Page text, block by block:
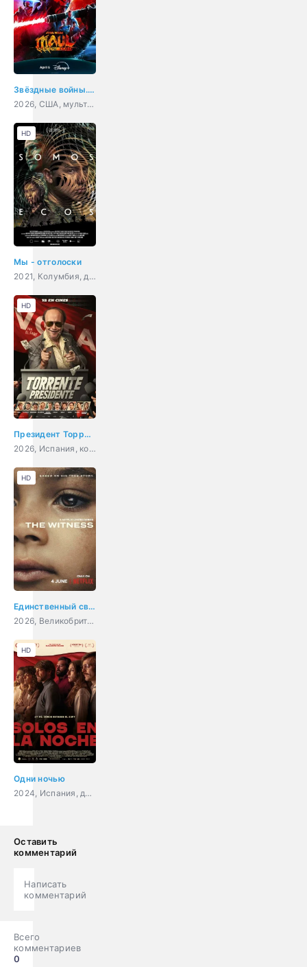
Звёздные войны. Дарт Мол: Повелитель теней
2026, США, мультфильм, фантастика, боевик, приключения, семейный
Мы - отголоски
2021, Колумбия, драма, приключения, военный
HD
Президент Торрент
2026, Испания, комедия
HD
Единственный свидетель
2026, Великобритания, США, драма, криминал
HD
Одни ночью
2024, Испания, драма, комедия, история
HD
Оставить
комментарий
Написать
комментарий
Всего
комментариев
0